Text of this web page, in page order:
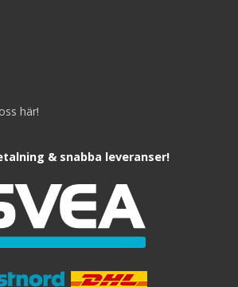
här!
& snabba leveranser!